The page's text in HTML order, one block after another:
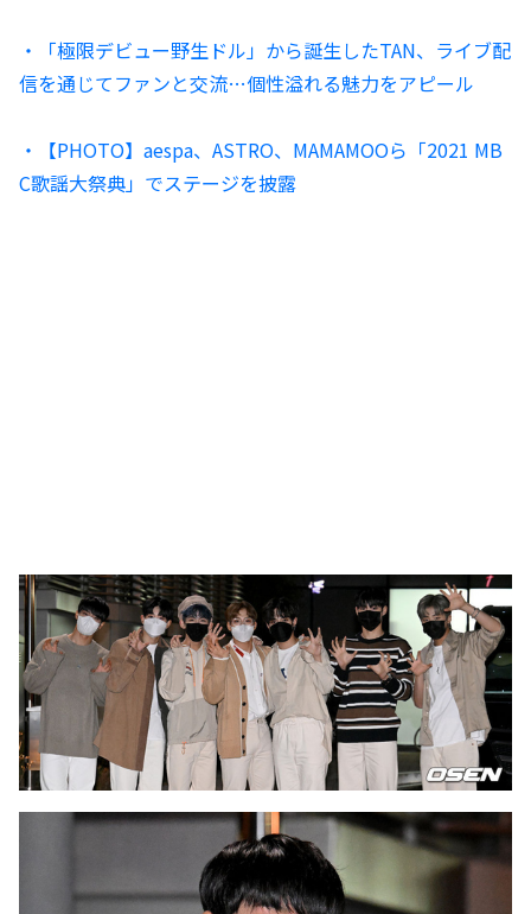
・「極限デビュー野生ドル」から誕生したTAN、ライブ配
信を通じてファンと交流…個性溢れる魅力をアピール
・【PHOTO】aespa、ASTRO、MAMAMOOら「2021 MB
C歌謡大祭典」でステージを披露